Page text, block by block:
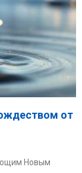
от
Новым